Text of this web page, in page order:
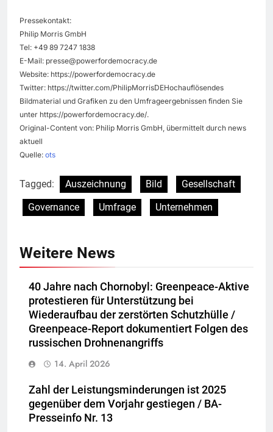
Pressekontakt:
Philip Morris GmbH
Tel: +49 89 7247 1838
E-Mail: presse@powerfordemocracy.de
Website: https://powerfordemocracy.de
Twitter: https://twitter.com/PhilipMorrisDEHochauflösendes
Bildmaterial und Grafiken zu den Umfrageergebnissen finden Sie
unter https://powerfordemocracy.de/.
Original-Content von: Philip Morris GmbH, übermittelt durch news
aktuell
Quelle: ots
Tagged: Auszeichnung Bild
Gesellschaft
Governance
Umfrage Unternehmen
Weitere News
40 Jahre nach Chornobyl: Greenpeace-Aktive
protestieren für Unterstützung bei
Wiederaufbau der zerstörten Schutzhülle /
Greenpeace-Report dokumentiert Folgen des
russischen Drohnenangriffs
14. April 2026
Zahl der Leistungsminderungen ist 2025
gegenüber dem Vorjahr gestiegen / BA-
Presseinfo Nr. 13